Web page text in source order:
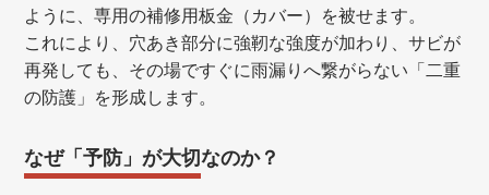
ように、専用の補修用板金（カバー）を被せます。
これにより、穴あき部分に強靭な強度が加わり、サビが
再発しても、その場ですぐに雨漏りへ繋がらない「二重
の防護」を形成します。
なぜ「予防」が大切なのか？